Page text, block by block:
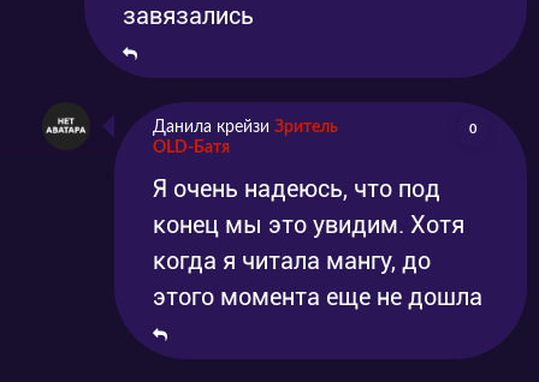
завязались
Данила крейзи Зритель
OLD-Батя
0
Я очень надеюсь, что под
конец мы это увидим. Хотя
когда я читала мангу, до
этого момента еще не дошла